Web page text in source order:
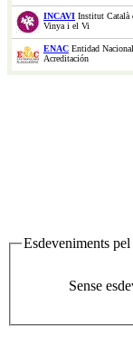
INCAVI Institut Català
Vinya i el Vi
ENAC Entidad
Acreditación
Esdeveniments
Sense